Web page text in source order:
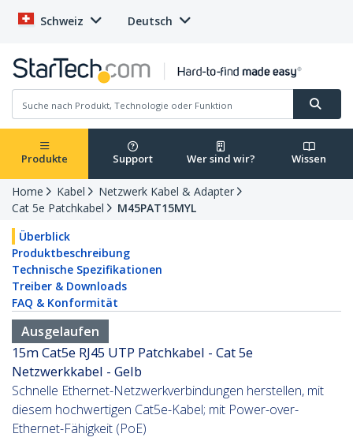
Schweiz Deutsch
Produkte Support Wer sind wir? Wissen
Home Kabel
Netzwerk Kabel & Adapter
Cat 5e Patchkabel
M45PAT15MYL
Überblick
Produktbeschreibung
Technische Spezifikationen
Treiber & Downloads
FAQ & Konformität
Ausgelaufen
15m Cat5e RJ45 UTP Patchkabel - Cat 5e
Netzwerkkabel - Gelb
Schnelle Ethernet-Netzwerkverbindungen herstellen, mit
diesem hochwertigen Cat5e-Kabel; mit Power-over-
Ethernet-Fähigkeit (PoE)